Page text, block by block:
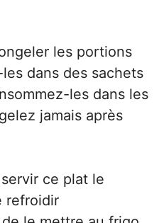
les portions
dans des sachets
les dans les
jamais après
ce plat le
refroidir